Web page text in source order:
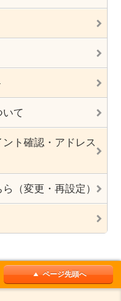
て
ト確認・アドレス
（変更・再設定）
ページ先頭へ